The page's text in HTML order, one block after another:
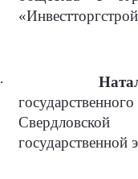
·
государственной